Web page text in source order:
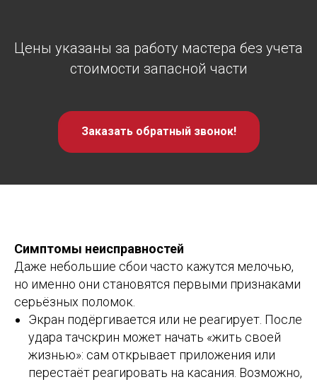
Цены указаны за работу мастера без учета
стоимости запасной части
Заказать обратный звонок!
Симптомы неисправностей
Даже небольшие сбои часто кажутся мелочью,
но именно они становятся первыми признаками
серьёзных поломок.
Экран подёргивается или не реагирует. После
удара тачскрин может начать «жить своей
жизнью»: сам открывает приложения или
перестаёт реагировать на касания. Возможно,